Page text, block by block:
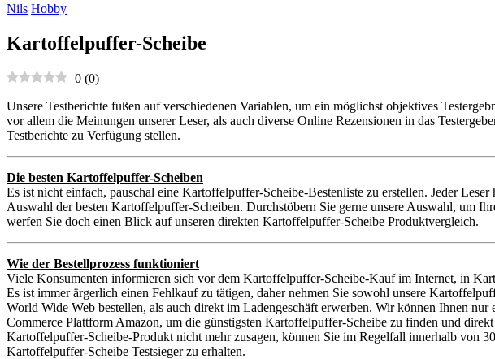
Nils Hobby
Kartoffelpuffer-Scheibe
0 (0)
Unsere Testberichte fußen auf verschiedenen Variablen, um ein möglichst objektives
vor allem die Meinungen unserer Leser, als auch diverse Online Rezensionen in das
Testberichte zu Verfügung stellen.
Die besten Kartoffelpuffer-Scheiben
Es ist nicht einfach, pauschal eine Kartoffelpuffer-Scheibe-Bestenliste zu erstellen. Jeder
Auswahl der besten Kartoffelpuffer-Scheiben. Durchstöbern Sie gerne unsere Auswahl, um
werfen Sie doch einen Blick auf unseren direkten Kartoffelpuffer-Scheibe Produktvergleich.
Wie der Bestellprozess funktioniert
Viele Konsumenten informieren sich vor dem Kartoffelpuffer-Scheibe-Kauf im Internet, in
Es ist immer ärgerlich einen Fehlkauf zu tätigen, daher nehmen Sie sowohl unsere
World Wide Web bestellen, als auch direkt im Ladengeschäft erwerben. Wir können Ihnen
Commerce Plattform Amazon, um die günstigsten Kartoffelpuffer-Scheibe zu finden und
Kartoffelpuffer-Scheibe-Produkt nicht mehr zusagen, können Sie im Regelfall innerhalb von
Kartoffelpuffer-Scheibe Testsieger zu erhalten.